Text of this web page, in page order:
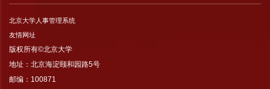
北京大学人事管理系统
友情网址
版权所有©北京大学
地址：北京海淀颐和园路5号
邮编：100871